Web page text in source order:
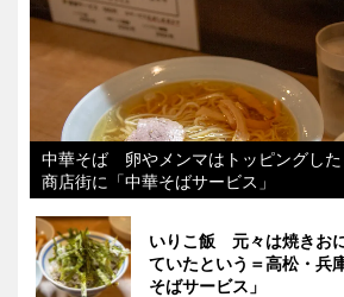
中華そば 卵やメンマはトッピングし
商店街に「中華そばサービス」
いりこ飯 元々は焼きお
ていたという＝高松・兵
そばサービス」